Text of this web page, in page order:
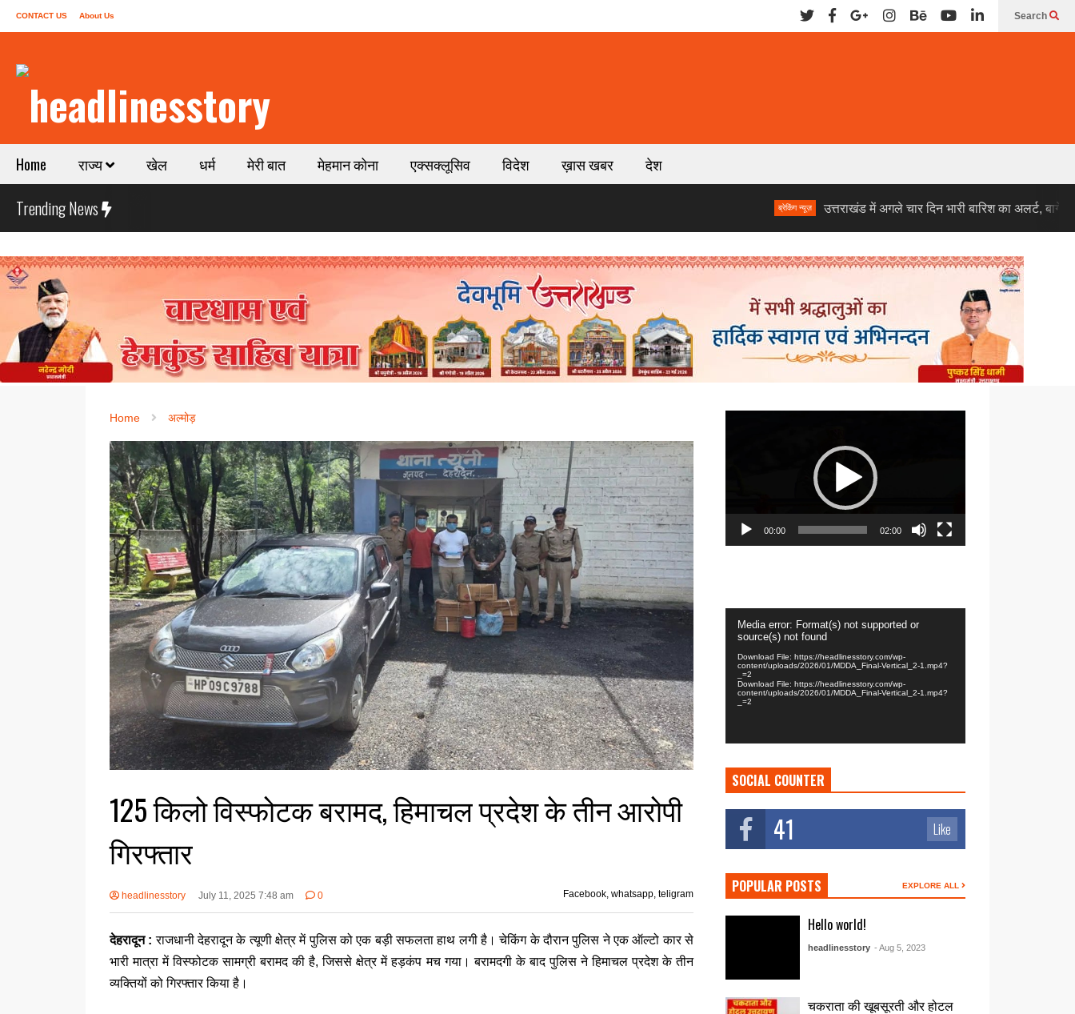
CONTACT US About Us Search
Home राज्य खेल धर्म मेरी बात मेहमान कोना एक्सक्लूसिव विदेश ख़ास खबर देश
Trending News उत्तराखंड में अगले चार दिन भारी बारिश का अलर्ट, बागेश्वर-
Home अल्मोड़
125 किलो विस्फोटक बरामद, हिमाचल प्रदेश के तीन आरोपी
गिरफ्तार
headlinesstory July 11, 2025 7:48 am 0 Facebook, whatsapp, teligram
देहरादून : राजधानी देहरादून के त्यूणी क्षेत्र में पुलिस को एक बड़ी सफलता हाथ लगी है। चेकिंग के दौरान पुलिस ने एक ऑल्टो कार से
भारी मात्रा में विस्फोटक सामग्री बरामद की है, जिससे क्षेत्र में हड़कंप मच गया। बरामदगी के बाद पुलिस ने हिमाचल प्रदेश के तीन
व्यक्तियों को गिरफ्तार किया है।
00:00 02:00
Player
Media error: Format(s) not supported or
source(s) not found
Download File: https://headlinesstory.com/wp-
content/uploads/2026/01/MDDA_Final-Vertical_2-1.mp4?
_=2
Download File: https://headlinesstory.com/wp-
content/uploads/2026/01/MDDA_Final-Vertical_2-1.mp4?
_=2
SOCIAL COUNTER
41 Like
POPULAR POSTS EXPLORE ALL
Hello world!
headlinesstory - Aug 5, 2023
चकराता की खूबसूरती और होटल